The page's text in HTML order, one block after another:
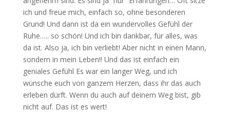
ich und freue mich, einfach so, ohne besonderen
Grund! Und dann ist da ein wundervolles Gefühl der
Ruhe….. so schön! Und ich bin dankbar, für alles, was
da ist. Also ja, ich bin verliebt! Aber nicht in einen Mann,
sondern in mein Leben!! Und das ist einfach ein
geniales Gefühl Es war ein langer Weg, und ich
wünsche euch von ganzem Herzen, dass ihr das auch
erleben dürft. Wenn du auch auf deinem Weg bist, gib
nicht auf. Das ist es wert!